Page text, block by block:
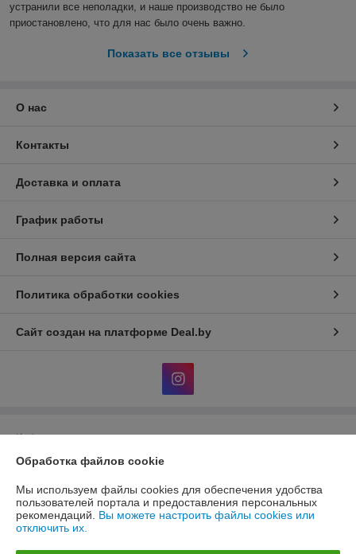
устранили все неполадки, и наше производство не было
приостановлено, что для нас было очень важно.
Показать все отзывы
О нас
Контакты
Доставка и оплата
График работы
Полная версия сайта
Политика обработки cookies
Сайт создан на платформе Deal.by
Информация для покупателя
Юридическое лицо:Общество с ограниченной ответственностью
220012, г. Минск, ул. Чернышевского, 8, каб. 23
Регистрационный номер ЕГР: 193488165
Обработка файлов cookie
Мы используем файлы cookies для обеспечения удобства
пользователей портала и предоставления персональных
рекомендаций. Вы можете настроить файлы cookies или
отключить их.